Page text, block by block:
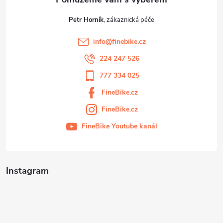
Instagram
Petr Horník
info@finebike.cz
224 247 526
777 334 025
FineBike.cz
FineBike.cz
FineBike Youtube kanál